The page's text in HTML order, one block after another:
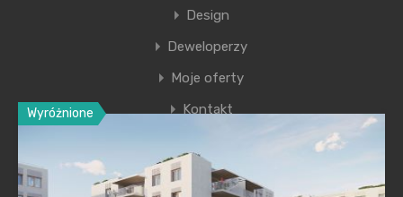
Wyróżnione
Design
Deweloperzy
Moje oferty
Kontakt